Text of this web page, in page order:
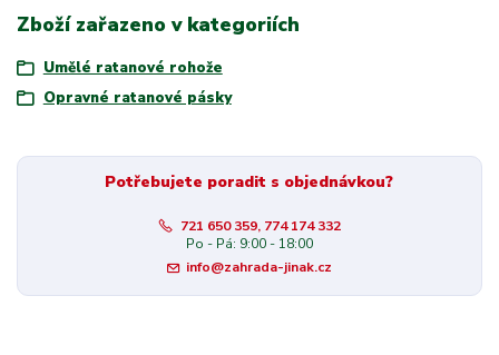
Zboží zařazeno v kategoriích
Umělé ratanové rohože
Opravné ratanové pásky
Potřebujete poradit s objednávkou?
721 650 359, 774 174 332
Po - Pá: 9:00 - 18:00
info@zahrada-jinak.cz